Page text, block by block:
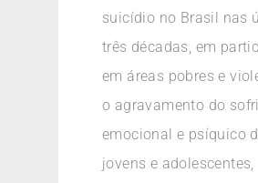
suicídio no Brasil nas
três décadas, em
em áreas pobres e
o agravamento do
emocional e psíquico
jovens e adolescentes,